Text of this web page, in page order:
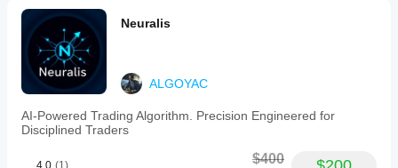
Neuralis
ALGOYAC
AI-Powered Trading Algorithm. Precision Engineered for
Disciplined Traders
4.0 (1) $400